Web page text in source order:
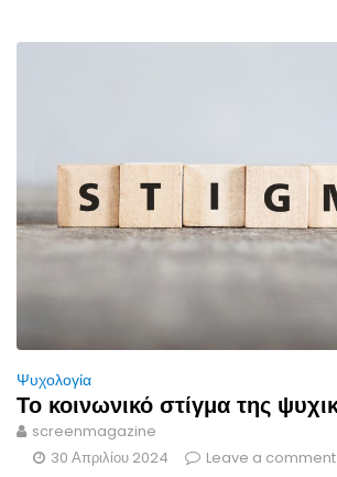
Ψυχολογία
Το κοινωνικό στίγμα της
screenmagazine
30 Απριλίου 2024
Leave a comment